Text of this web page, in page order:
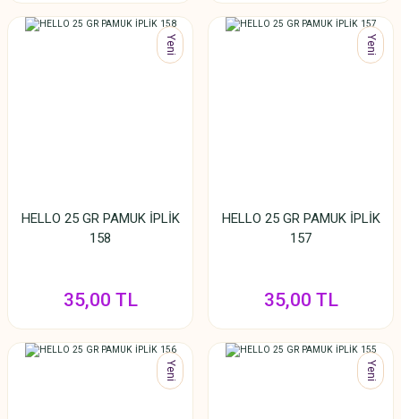
Yeni
HELLO 25 GR PAMUK İPLİK
158
35,00 TL
Yeni
HELLO 25 GR PAMUK İPLİK
157
35,00 TL
Yeni Yeni